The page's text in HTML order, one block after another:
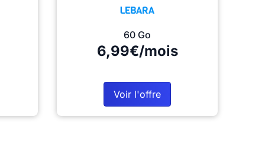
60 Go
6,99€/mois
Voir l'offre